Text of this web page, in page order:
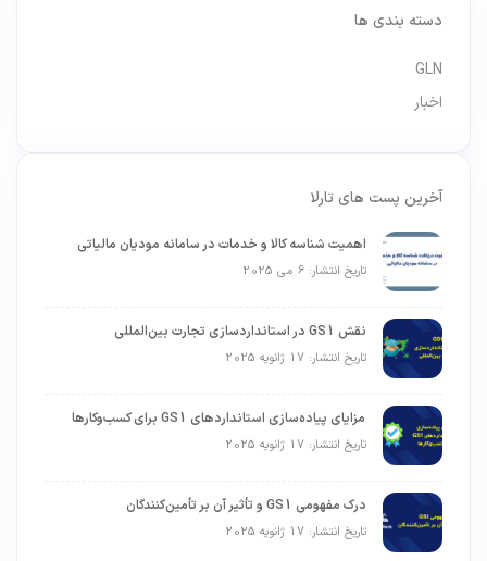
دسته بندی ها
GLN
اخبار
آخرین پست های تارلا
اهمیت شناسه کالا و خدمات در سامانه مودیان مالیاتی
تاریخ انتشار: 6 می 2025
نقش GS1 در استانداردسازی تجارت بین‌المللی
تاریخ انتشار: 17 ژانویه 2025
مزایای پیاده‌سازی استانداردهای GS1 برای کسب‌وکارها
تاریخ انتشار: 17 ژانویه 2025
درک مفهومی GS1 و تأثیر آن بر تأمین‌کنندگان
تاریخ انتشار: 17 ژانویه 2025